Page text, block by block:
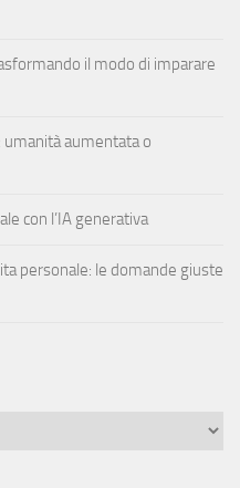
il modo di imparare
umanità aumentata o
con l’IA generativa
personale: le domande giuste